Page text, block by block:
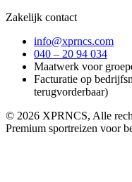
Zakelijk contact
info@xprncs.com
040 – 20 94 034
Maatwerk voor
Facturatie op
terugvorderbaar)
© 2026 XPRNCS, Alle
Premium sportreizen voor